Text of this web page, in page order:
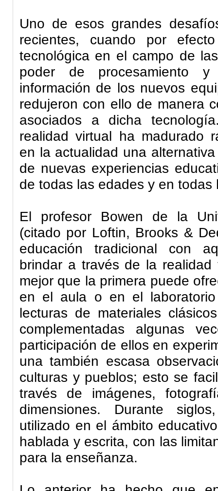
Uno de esos grandes
recientes, cuando por
tecnológica en el campo de
poder de procesamiento
información de los nuevos
redujeron con ello de manera
asociados a dicha
realidad virtual ha madurado
en la actualidad una
de nuevas experiencias
de todas las edades y en todas
El profesor Bowen de la
(citado por Loftin, Brooks &
educación tradicional con
brindar a través de la
mejor que la primera puede
en el aula o en el
lecturas de materiales
complementadas algunas
participación de ellos en
una también escasa
culturas y pueblos; esto se
través de imágenes,
dimensiones. Durante
utilizado en el ámbito
hablada y escrita, con las
para la enseñanza.